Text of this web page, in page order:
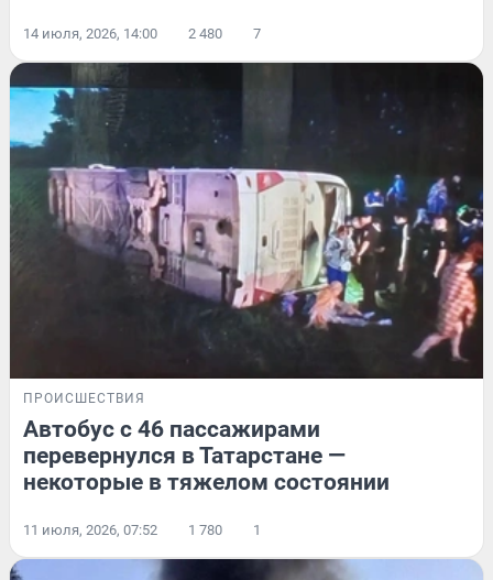
14 июля, 2026, 14:00 2 480 7
ПРОИСШЕСТВИЯ
Автобус с 46 пассажирами
перевернулся в Татарстане —
некоторые в тяжелом состоянии
11 июля, 2026, 07:52 1 780 1